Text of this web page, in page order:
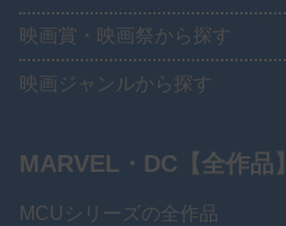
映画賞・映画祭から探す
映画ジャンルから探す
MARVEL・DC【全作品】
MCUシリーズの全作品